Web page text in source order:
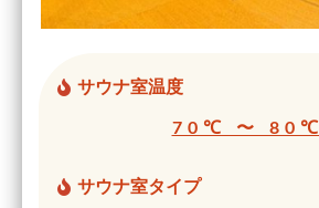
サウナ室温度
70℃ 〜 80℃
サウナ室タイプ